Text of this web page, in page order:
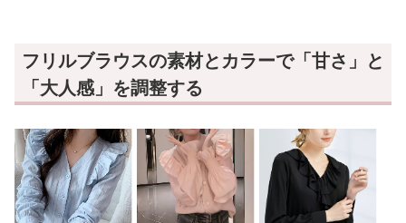
フリルブラウスの素材とカラーで「甘さ」と
「大人感」を調整する